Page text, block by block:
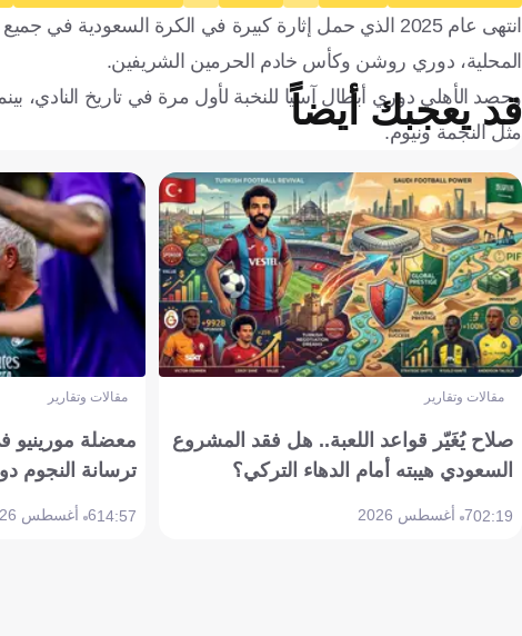
انتهى عام 2025 الذي حمل إثارة كبيرة في الكرة السعودية
المحلية، دوري روشن وكأس خادم الحرمين الشريفين.
وحصد الأهلي دوري أبطال آسيا للنخبة لأول مرة في تاريخ
مثل النجمة ونيوم.
قد يعجبك أيضاً
مقالات وتقارير
صلاح يُغَيّر قواعد اللعبة.. هل فقد المشروع
السعودي هيبته أمام الدهاء التركي؟
02:197 أغسطس 2026
مقالات وتقارير
معضلة مورينيو
ترسانة النجوم
14:576 أغسطس 2026